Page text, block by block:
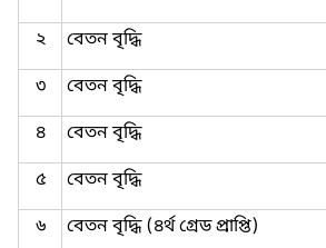
২
বেতন বৃদ্ধি
৩
বেতন বৃদ্ধি
৪
বেতন বৃদ্ধি
৫
বেতন বৃদ্ধি
৬
বেতন বৃদ্ধি (৪র্থ গ্রেড প্রাপ্তি)